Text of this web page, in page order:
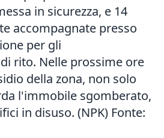
in sicurezza, e 14
accompagnate presso
per gli
rito. Nelle prossime ore
della zona, non solo
l'immobile sgomberato,
in disuso. (NPK) Fonte: